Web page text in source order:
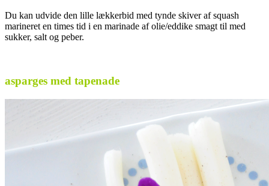
Du kan udvide den lille lækkerbid med tynde skiver af squash
marineret en times tid i en marinade af olie/eddike smagt til med
sukker, salt og peber.
asparges med tapenade